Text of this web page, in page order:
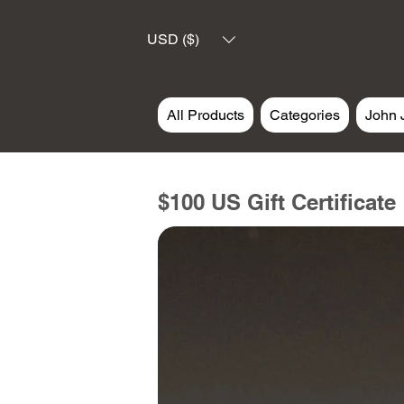
USD ($)
All Products Categories John
$100 US Gift Certificate